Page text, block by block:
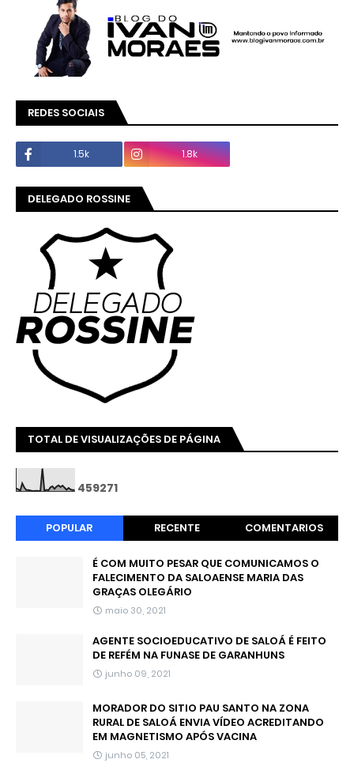
REDES SOCIAIS
1.5k 1.8k
DELEGADO ROSSINE
TOTAL DE VISUALIZAÇÕES DE PÁGINA
459271
POPULAR RECENTE COMENTARIOS
É COM MUITO PESAR QUE COMUNICAMOS O
FALECIMENTO DA SALOAENSE MARIA DAS
GRAÇAS OLEGÁRIO
maio 30, 2021
AGENTE SOCIOEDUCATIVO DE SALOÁ É FEITO
DE REFÉM NA FUNASE DE GARANHUNS
junho 09, 2021
MORADOR DO SITIO PAU SANTO NA ZONA
RURAL DE SALOÁ ENVIA VÍDEO ACREDITANDO
EM MAGNETISMO APÓS VACINA
junho 05, 2021